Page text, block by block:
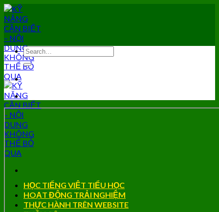
Skip
to
content
HỌC TIẾNG VIỆT TIỂU HỌC
HOẠT ĐỘNG TRẢI NGHIỆM
THỰC HÀNH TRÊN WEBSITE